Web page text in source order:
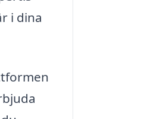
i dina